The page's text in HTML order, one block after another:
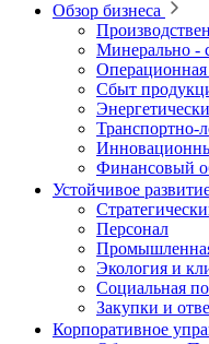
Обзор бизнеса
Минерально ‑
Операционная
Сбыт
Транспортно-
Финансовый
Устойчивое
Персонал
Экология и
Социальная
Закупки и
Корпоративное